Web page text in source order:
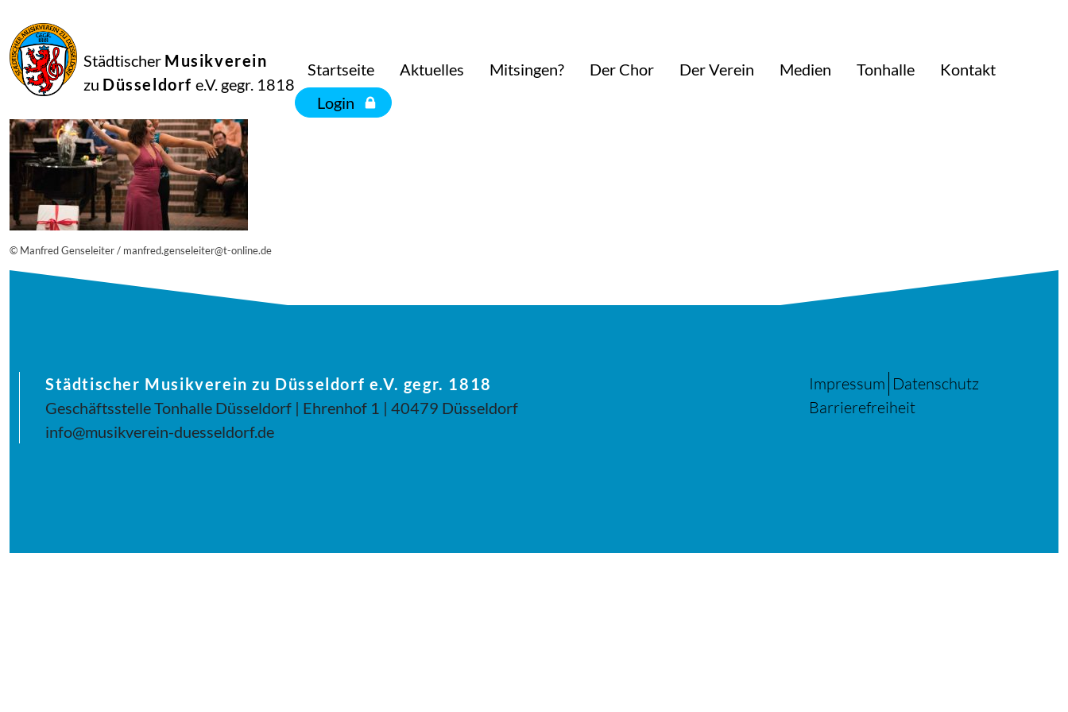
Städtischer Musikverein
zu Düsseldorf e.V. gegr. 1818
Startseite Aktuelles Mitsingen? Der Chor Der Verein Medien Tonhalle
Kontakt
Login
2019
Netkotec
20180908_musik_vereint_689_0190_diesner-1100×734
© Manfred Genseleiter / manfred.genseleiter@t-online.de
Städtischer Musikverein zu Düsseldorf e.V. gegr. 1818
Geschäftsstelle Tonhalle Düsseldorf | Ehrenhof 1 | 40479 Düsseldorf
info@musikverein-duesseldorf.de
Impressum Datenschutz
Barrierefreiheit